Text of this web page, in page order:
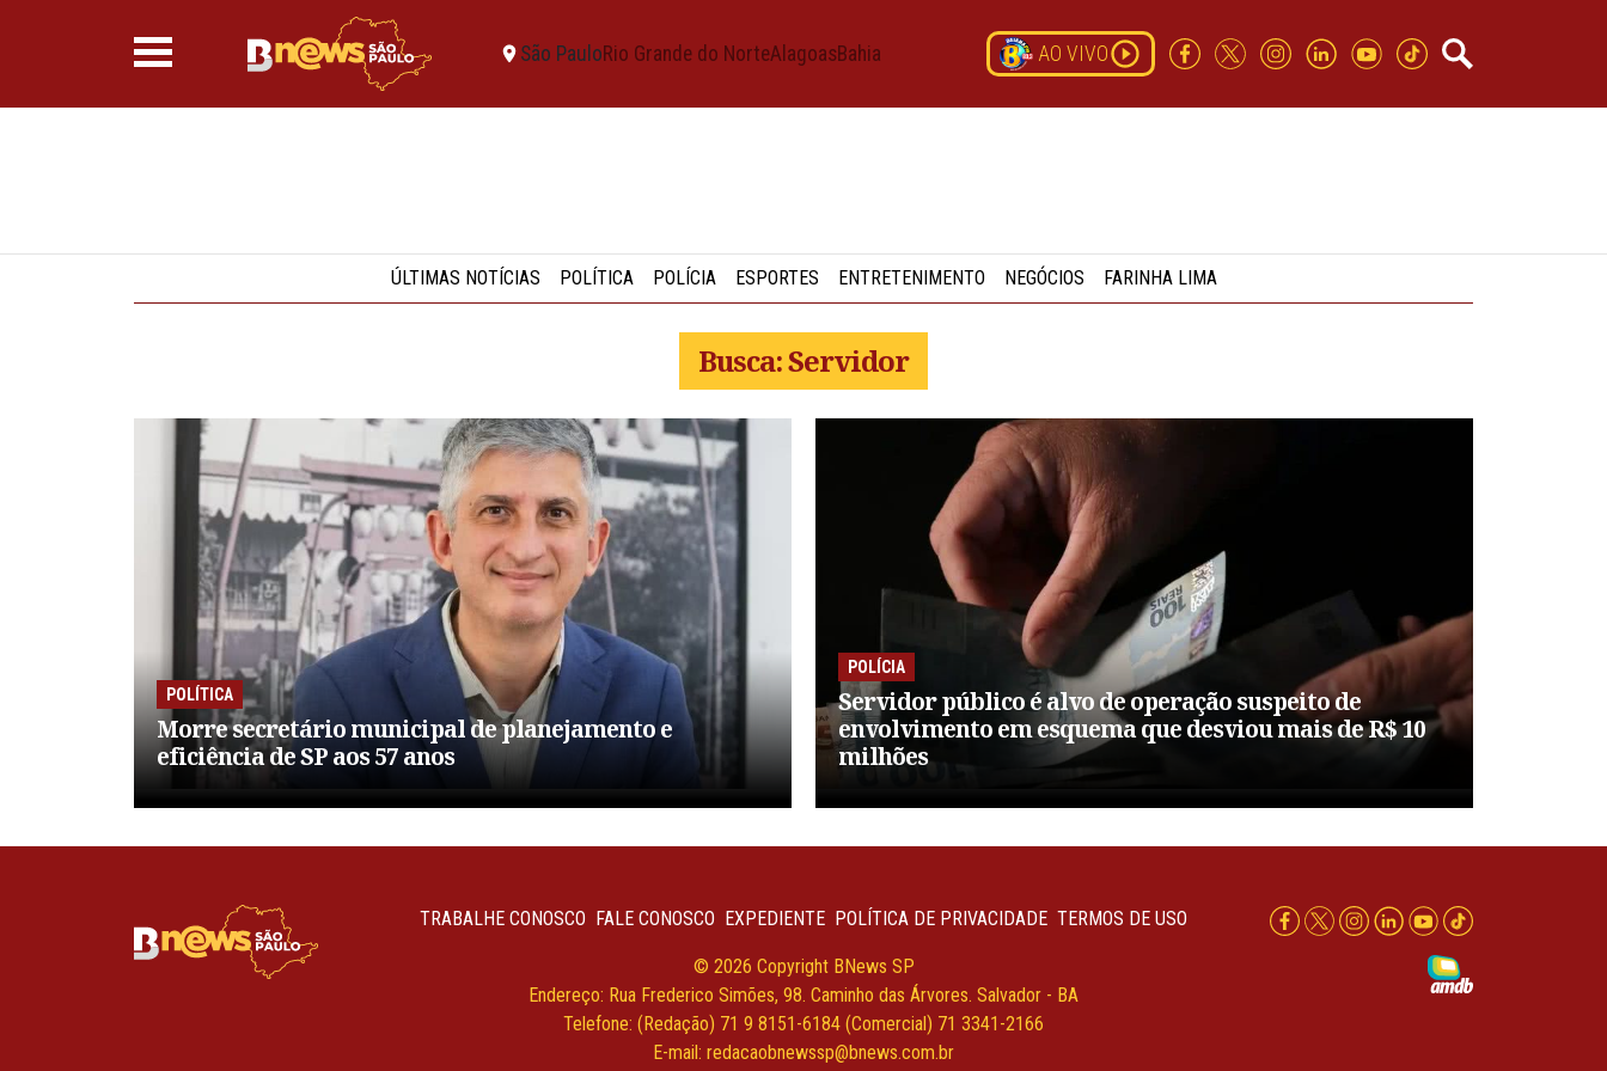
São PauloRio Grande do NorteAlagoasBahia AO VIVO
ÚLTIMAS NOTÍCIAS POLÍTICA POLÍCIA ESPORTES ENTRETENIMENTO NEGÓCIOS FARINHA LIMA
Busca: Servidor
POLÍTICA
Morre secretário municipal de planejamento e
eficiência de SP aos 57 anos
POLÍCIA
Servidor público é alvo de operação suspeito de
envolvimento em esquema que desviou mais de R$ 10
milhões
TRABALHE CONOSCO FALE CONOSCO EXPEDIENTE POLÍTICA DE PRIVACIDADE TERMOS DE USO
© 2026 Copyright BNews SP
Endereço: Rua Frederico Simões, 98. Caminho das Árvores. Salvador - BA
Telefone: (Redação) 71 9 8151-6184 (Comercial) 71 3341-2166
E-mail: redacaobnewssp@bnews.com.br